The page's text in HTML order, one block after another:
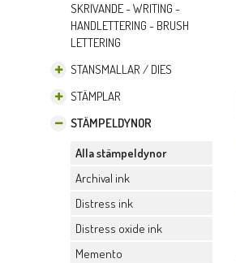
SKRIVANDE - WRITING -
HANDLETTERING - BRUSH
LETTERING
STANSMALLAR / DIES
STÄMPLAR
STÄMPELDYNOR
Alla stämpeldynor
Archival ink
Distress ink
Distress oxide ink
Memento